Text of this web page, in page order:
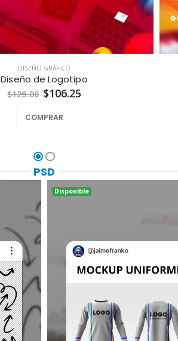
DISEÑO GRÁFICO
Diseño de Logotipo
$125.00 $106.25
COMPRAR
PSD
Disponible